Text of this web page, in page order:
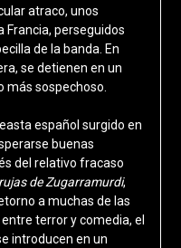
atraco, unos
Francia, perseguidos
de la banda. En
se detienen en un
más sospechoso.
español surgido en
buenas
del relativo fracaso
de Zugarramurdi,
a muchas de las
terror y comedia, el
introducen en un